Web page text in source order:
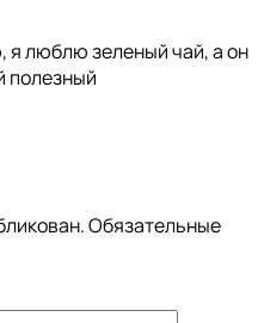
люблю зеленый чай, а он
полезный
Обязательные